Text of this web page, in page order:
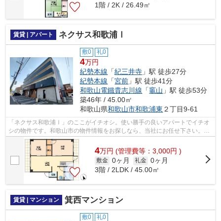
1階 / 2K / 26.49㎡
賃貸 | アパート ネクサス和歌浦Ⅰ
敷0 礼0
4万円
紀勢本線 「紀三井寺 」駅 徒歩27分
紀勢本線 「宮前 」駅 徒歩41分
和歌山電鐵貴志川線 「竈山 」駅 徒歩53分
築46年 / 45.00㎡
和歌山県和歌山市和歌浦東 ２丁目9-61
「ネクサス和歌浦Ⅰ」のここがイチオシ。使い勝手の良いアパートでイチオ
シの物件です。和歌山市の物件情報をお探しなら、当社にお任せ下さい。当
物件以外にも様々な物件をご紹介いたし...
4万円 (管理費等：3,000円 )
敷金 0ヶ月 礼金 0ヶ月
3階 / 2LDK / 45.00㎡
賃貸 | マンション 箕西マンション
敷0 礼0